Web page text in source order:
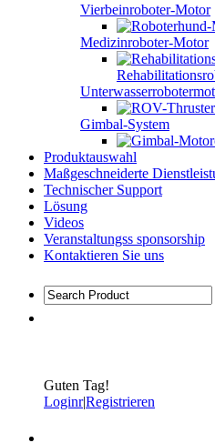
Vierbeinroboter-Motor
Medizinroboter-Motor
Gimbal-System
Produktauswahl
Maßgeschneiderte
Technischer Support
Lösung
Videos
Veranstaltungss sponsorship
Kontaktieren Sie uns
Guten Tag!
Loginr|Registrieren